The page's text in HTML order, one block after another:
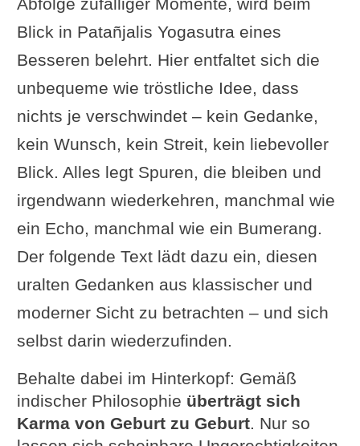
Blick in Patañjalis Yogasutra eines
Besseren belehrt. Hier entfaltet sich die
unbequeme wie tröstliche Idee, dass
nichts je verschwindet – kein Gedanke,
kein Wunsch, kein Streit, kein liebevoller
Blick. Alles legt Spuren, die bleiben und
irgendwann wiederkehren, manchmal wie
ein Echo, manchmal wie ein Bumerang.
Der folgende Text lädt dazu ein, diesen
uralten Gedanken aus klassischer und
moderner Sicht zu betrachten – und sich
selbst darin wiederzufinden.
Behalte dabei im Hinterkopf: Gemäß
indischer Philosophie überträgt sich
Karma von Geburt zu Geburt. Nur so